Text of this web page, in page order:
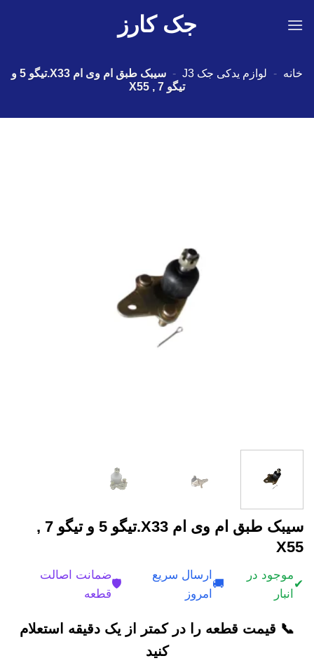
جک کارز
خانه - لوازم یدکی جک J3 -
سیبک طبق ام وی ام X33.تیگو 5 و
تیگو 7 , X55
سیبک طبق ام وی ام X33.تیگو 5 و تیگو 7 ,
X55
✔
موجود در
انبار
🚚
ارسال سریع
امروز
🛡️
ضمانت اصالت
قطعه
📞 قیمت قطعه را در کمتر از یک دقیقه استعلام
کنید